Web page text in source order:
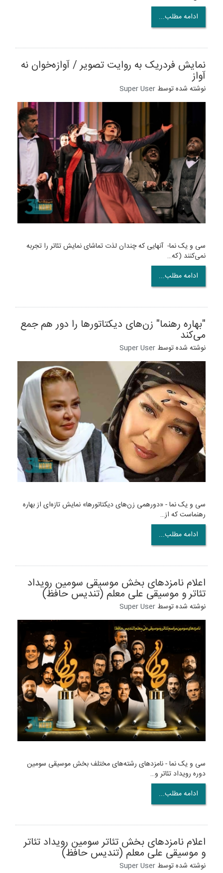
ادامه مطلب...
نمایش فردریک به روایت تصویر / آوازه‌خوان نه
آواز
نوشته شده توسط Super User
سی و یک نما- آنهایی که چندان لذت تماشای نمایش تئاتر را تجربه
نمی‌کنند (که…
ادامه مطلب...
"بهاره رهنما" زن‌های دیکتاتورها را دور هم جمع
می‌کند
نوشته شده توسط Super User
سی و یک نما - «دورهمی زن‌های دیکتاتورها» نمایش تازه‌ای از بهاره
رهنماست که از…
ادامه مطلب...
اعلام نامزدهای بخش موسیقی سومین رویداد
تئاتر و موسیقی علی معلم (تندیس حافظ)
نوشته شده توسط Super User
سی و یک نما - نامزدهای رشته‌های‌ مختلف بخش موسیقی سومین
دوره رویداد تئاتر و…
ادامه مطلب...
اعلام نامزدهای بخش تئاتر سومین رویداد تئاتر
و موسیقی علی معلم (تندیس حافظ)
نوشته شده توسط Super User